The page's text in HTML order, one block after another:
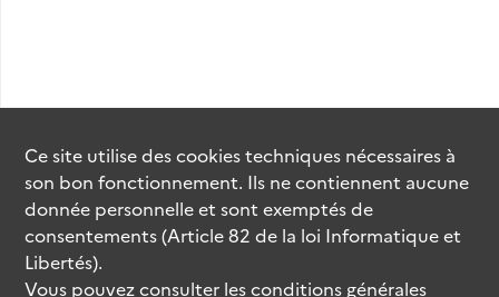
Ce site utilise descookiestechniques nécessaires à
son bon fonctionnement. Ils ne contiennent aucune
donnée personnelle et sont exemptés de
consentements (Article 82 de la loi Informatique et
Libertés).
Vous pouvez consulter les conditions générales